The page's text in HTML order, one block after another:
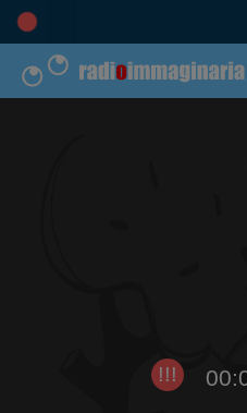
!!!